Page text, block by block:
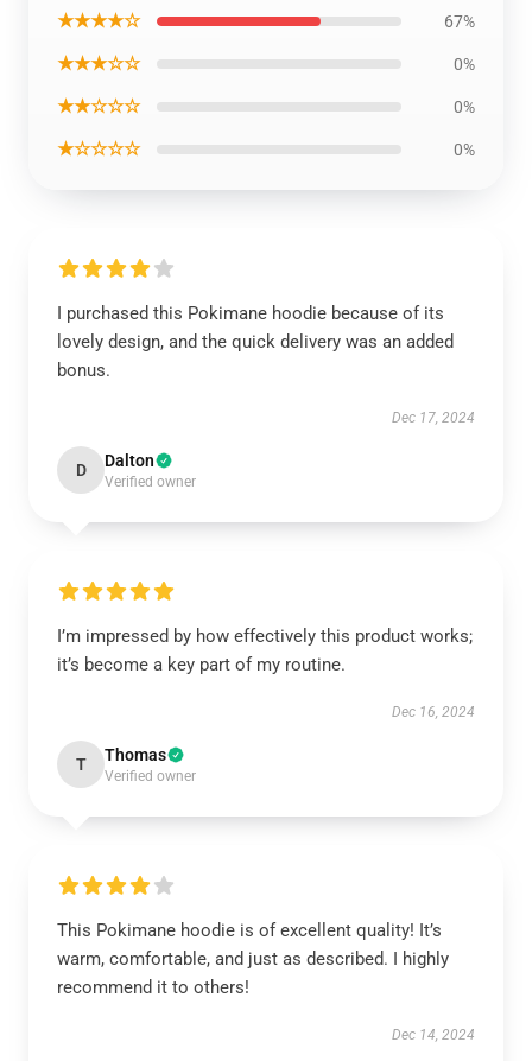
★★★★☆ 67%
★★★☆☆ 0%
★★☆☆☆ 0%
★☆☆☆☆ 0%
I purchased this Pokimane hoodie because of its
lovely design, and the quick delivery was an added
bonus.
Dec 17, 2024
D Dalton
Verified owner
I’m impressed by how effectively this product works;
it’s become a key part of my routine.
Dec 16, 2024
T Thomas
Verified owner
This Pokimane hoodie is of excellent quality! It’s
warm, comfortable, and just as described. I highly
recommend it to others!
Dec 14, 2024